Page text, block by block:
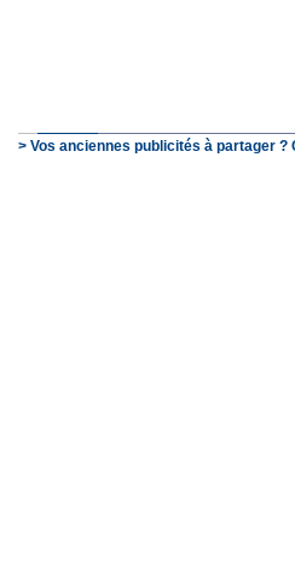
> Vos anciennes publicités à partager ?